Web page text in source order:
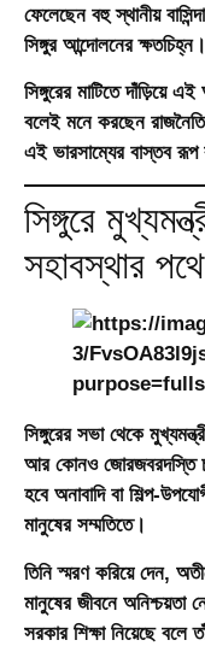
ফেলেছেন বহু স্থানীয়
সিঙ্গুর আন্দোলনের ক্ষতচিহ্ন।
সিঙ্গুরের মাটিতে দাঁড়িয়ে
বলেই মনে করছেন
এই ভারসাম্যের বাস্তব রূপ
সিঙ্গুরে
সহাবস্থার পথে
সিঙ্গুরের সভা থেকে
আর কোনও জোরজবরদস্তি
হবে অনাবাদি বা শিল্প-
মানুষের সম্মতিতে।
তিনি স্মরণ করিয়ে দেন,
মানুষের জীবনে অনিশ্চয়তা
সরকার শিক্ষা নিয়েছে বলে